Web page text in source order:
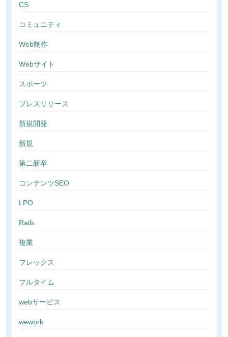
CS
コミュニティ
Web制作
Webサイト
スポーツ
プレスリリース
新規開発
新規
第二新卒
コンテンツSEO
LPO
Rails
複業
フレックス
フルタイム
webサービス
wework